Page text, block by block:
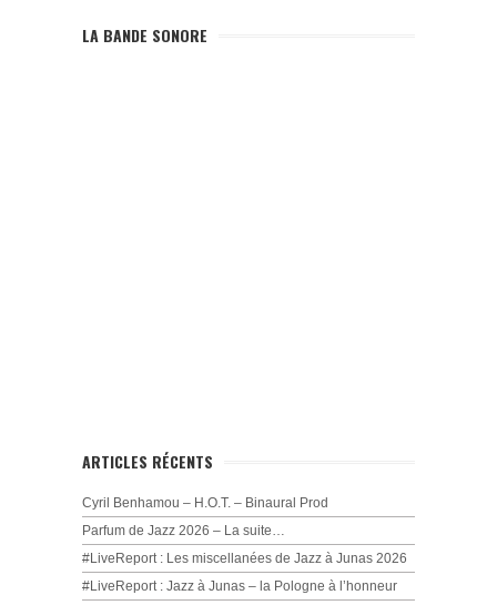
LA BANDE SONORE
ARTICLES RÉCENTS
Cyril Benhamou – H.O.T. – Binaural Prod
Parfum de Jazz 2026 – La suite…
#LiveReport : Les miscellanées de Jazz à Junas 2026
#LiveReport : Jazz à Junas – la Pologne à l’honneur